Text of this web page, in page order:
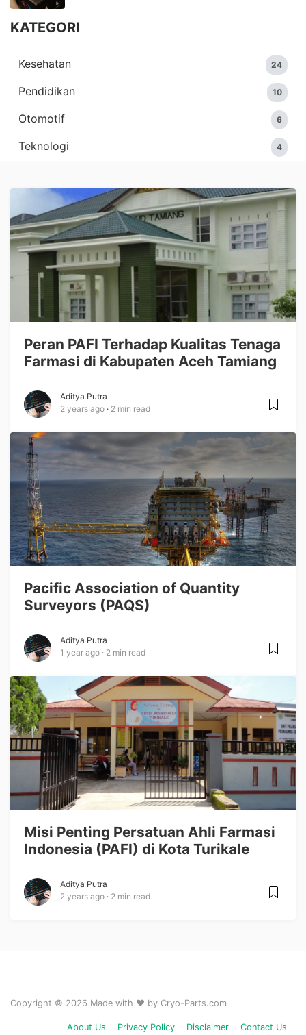
KATEGORI
Kesehatan 24
Pendidikan 10
Otomotif 6
Teknologi 4
Peran PAFI Terhadap Kualitas Tenaga
Farmasi di Kabupaten Aceh Tamiang
Aditya Putra
2 years ago
2 min read
Pacific Association of Quantity
Surveyors (PAQS)
Aditya Putra
1 year ago
2 min read
Misi Penting Persatuan Ahli Farmasi
Indonesia (PAFI) di Kota Turikale
Aditya Putra
2 years ago
2 min read
Copyright © 2026 Made with ❤️ by Cryo-Parts.com
About Us Privacy Policy Disclaimer Contact Us